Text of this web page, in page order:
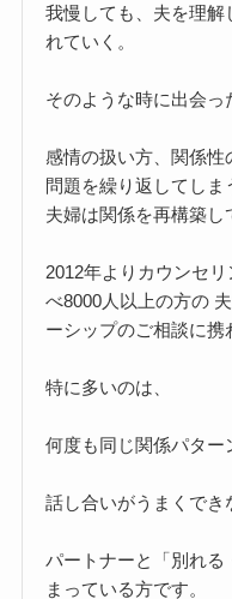
我慢しても、夫を理
れていく。
そのような時に出会っ
感情の扱い方、関係性
問題を繰り返してしま
夫婦は関係を再構築し
2012年よりカウンセ
べ8000人以上の方の
ーシップのご相談に携
特に多いのは、
何度も同じ関係パタ
話し合いがうまくで
パートナーと「別れる
まっている方です。